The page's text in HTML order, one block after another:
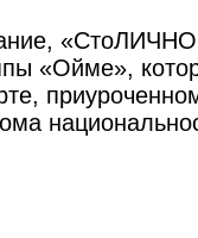
«Ойме»,